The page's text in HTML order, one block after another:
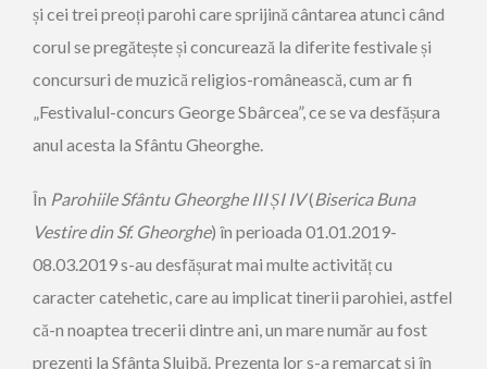
și cei trei preoți parohi care sprijină cântarea atunci când
corul se pregătește și concurează la diferite festivale și
concursuri de muzică religios-românească, cum ar fi
„Festivalul-concurs George Sbârcea”, ce se va desfășura
anul acesta la Sfântu Gheorghe.
În Parohiile Sfântu Gheorghe III ȘI IV(Biserica Buna
Vestire din Sf. Gheorghe) în perioada 01.01.2019-
08.03.2019 s-au desfășurat mai multe activităț cu
caracter catehetic, care au implicat tinerii parohiei, astfel
că-n noaptea trecerii dintre ani, un mare număr au fost
prezenți la Sfânta Slujbă. Prezența lor s-a remarcat și în